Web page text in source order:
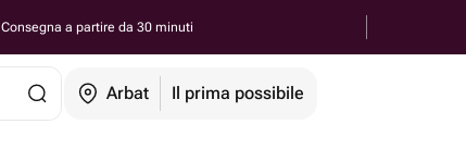
Consegna a partire da 30 minuti
Arbat Il prima possibile